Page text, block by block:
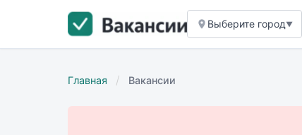
Выберите город▼
Главная / Вакансии